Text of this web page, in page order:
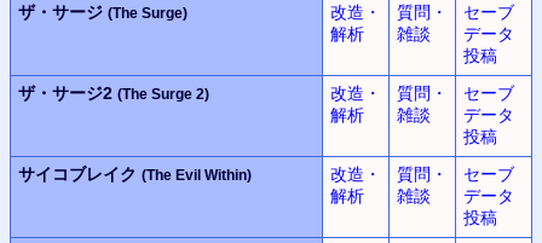
ザ・サージ (The Surge)
改造・
解析
質問・
雑談
セーブ
データ
投稿
ザ・サージ2 (The Surge 2)
改造・
解析
質問・
雑談
セーブ
データ
投稿
サイコブレイク (The Evil Within)
改造・
解析
質問・
雑談
セーブ
データ
投稿